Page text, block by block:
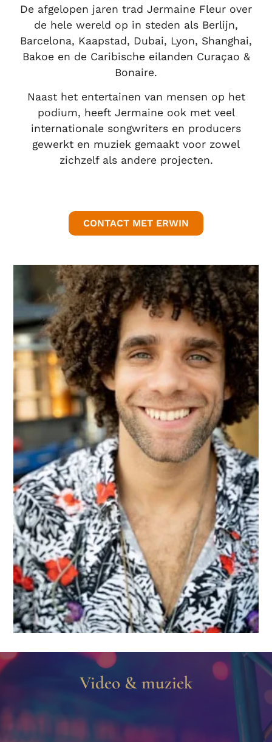
De afgelopen jaren trad Jermaine Fleur over
de hele wereld op in steden als Berlijn,
Barcelona, ​​Kaapstad, Dubai, Lyon, Shanghai,
Bakoe en de Caribische eilanden Curaçao &
Bonaire.
Naast het entertainen van mensen op het
podium, heeft Jermaine ook met veel
internationale songwriters en producers
gewerkt en muziek gemaakt voor zowel
zichzelf als andere projecten.
CONTACT MET ERWIN
Video & muziek​